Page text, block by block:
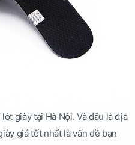
giày tại Hà Nội. Và đâu là địa
giá tốt nhất là vấn đề bạn